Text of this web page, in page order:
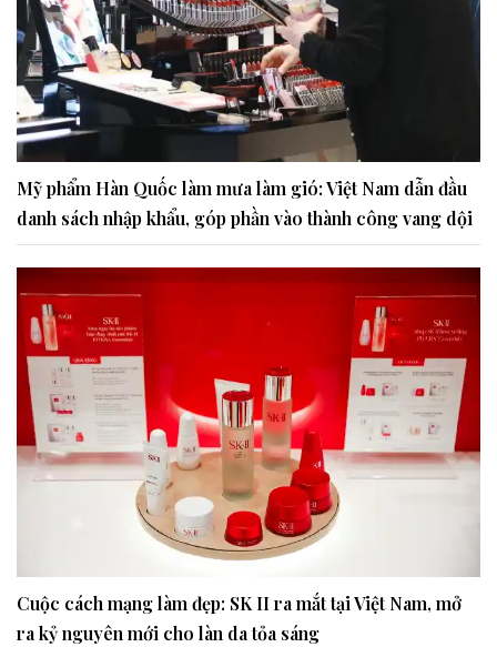
Mỹ phẩm Hàn Quốc làm mưa làm gió: Việt Nam dẫn đầu
danh sách nhập khẩu, góp phần vào thành công vang dội
Cuộc cách mạng làm đẹp: SK II ra mắt tại Việt Nam, mở
ra kỷ nguyên mới cho làn da tỏa sáng